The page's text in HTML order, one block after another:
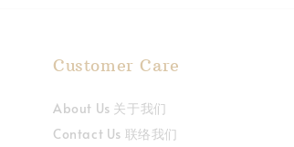
Customer Care
About Us 关于我们
Contact Us 联络我们